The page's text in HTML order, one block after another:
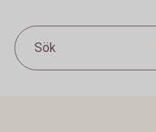
Sök